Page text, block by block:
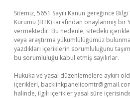
Sitemiz, 5651 Sayılı Kanun gereğince
Kurumu (BTK) tarafından onaylanmış bir
vermektedir. Bu nedenle, sitedeki
veya araştırma yükümlülüğümüz
yazdıkları içeriklerin sorumluluğunu
bu sorumluluğu kabul etmiş sayılırlar.
Hukuka ve yasal düzenlemelere aykırı
içerikleri,
halinde, ilgili içerikler yasal süre